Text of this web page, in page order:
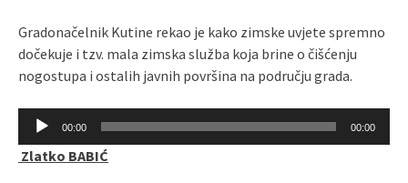
Gradonačelnik Kutine rekao je kako zimske uvjete spremno
dočekuje i tzv. mala zimska služba koja brine o čišćenju
nogostupa i ostalih javnih površina na području grada.
Reproduktor
audiozapisa
00:00 00:00
Zlatko BABIĆ